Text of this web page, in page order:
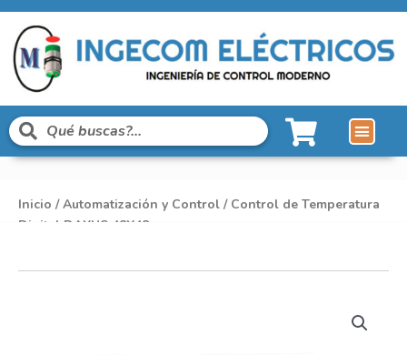
Inicio /Automatización y Control / Control de Temperatura
Digital DAXUS 48X48mm